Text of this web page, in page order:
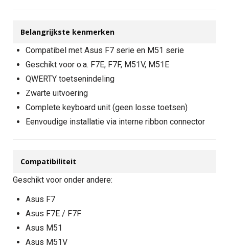
Belangrijkste kenmerken
Compatibel met Asus F7 serie en M51 serie
Geschikt voor o.a. F7E, F7F, M51V, M51E
QWERTY toetsenindeling
Zwarte uitvoering
Complete keyboard unit (geen losse toetsen)
Eenvoudige installatie via interne ribbon connector
Compatibiliteit
Geschikt voor onder andere:
Asus F7
Asus F7E / F7F
Asus M51
Asus M51V